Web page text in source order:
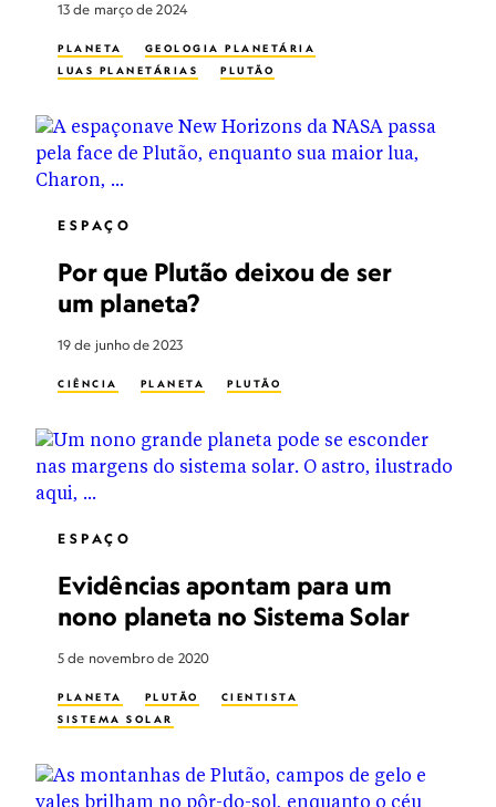
13 de março de 2024
PLANETA
GEOLOGIA PLANETÁRIA
LUAS PLANETÁRIAS
PLUTÃO
ESPAÇO
Por que Plutão deixou de ser
um planeta?
19 de junho de 2023
CIÊNCIA PLANETA PLUTÃO
ESPAÇO
Evidências apontam para um
nono planeta no Sistema Solar
5 de novembro de 2020
PLANETA PLUTÃO
CIENTISTA
SISTEMA SOLAR